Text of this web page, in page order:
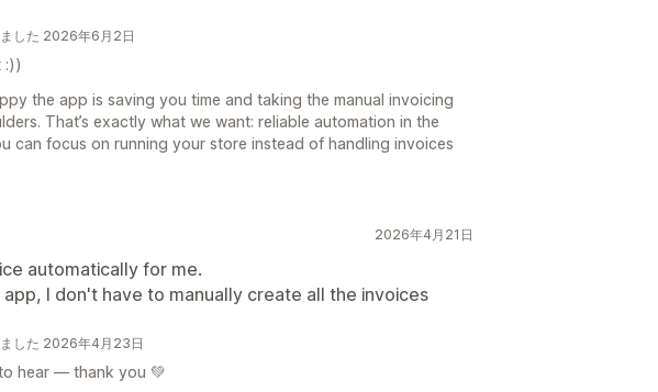
した 2026年6月2日
:))
the app is saving you time and taking the manual invoicing
That’s exactly what we want: reliable automation in the
can focus on running your store instead of handling invoices
2026年4月21日
automatically for me.
I don't have to manually create all the invoices
した 2026年4月23日
hear — thank you 💚